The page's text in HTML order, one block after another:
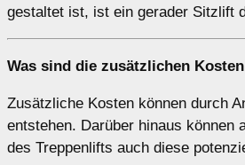
gestaltet ist, ist ein gerader Sitzlift
Was sind die zusätzlichen
Zusätzliche Kosten können durch
entstehen. Darüber hinaus können
des Treppenlifts auch diese